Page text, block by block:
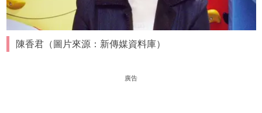
陳香君（圖片來源：新傳媒資料庫）
廣告